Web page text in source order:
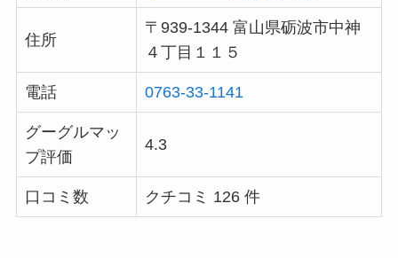
住所
〒939-1344 富山県砺波市中神
４丁目１１５
電話 0763-33-1141
グーグルマッ
プ評価
4.3
口コミ数 クチコミ 126 件